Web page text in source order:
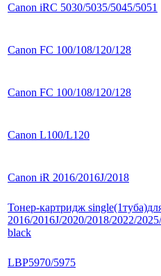
Canon iRC 5030/5035/5045/5051
Canon FC 100/108/120/128
Canon FC 100/108/120/128
Canon L100/L120
Canon iR 2016/2016J/2018
Тонер-картридж
2016/2016J/2020/2018/2022/
black
LBP5970/5975